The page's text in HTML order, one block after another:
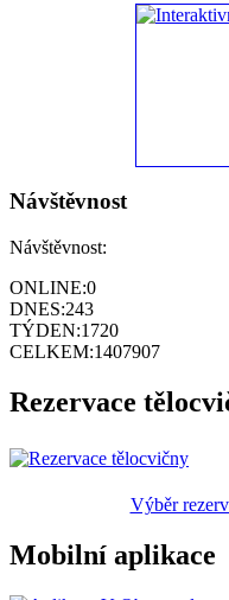
Návštěvnost
Návštěvnost:
ONLINE:0
DNES:243
TÝDEN:1720
CELKEM:1407907
Rezervace
Výběr
Mobilní aplikace